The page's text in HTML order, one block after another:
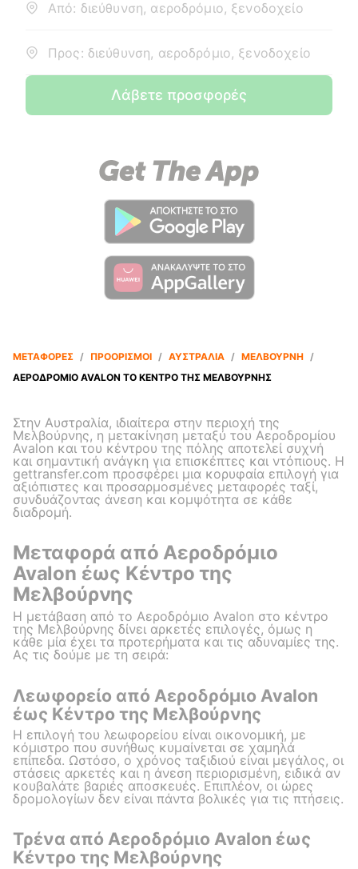
Από: διεύθυνση, αεροδρόμιο, ξενοδοχείο
Προς: διεύθυνση, αεροδρόμιο, ξενοδοχείο
Λάβετε προσφορές
ΜΕΤΑΦΟΡΈΣ / ΠΡΟΟΡΙΣΜΟΊ / ΑΥΣΤΡΑΛΊΑ / ΜΕΛΒΟΎΡΝΗ /
ΑΕΡΟΔΡΌΜΙΟ AVALON TO ΚΈΝΤΡΟ ΤΗΣ ΜΕΛΒΟΎΡΝΗΣ
Στην Αυστραλία, ιδιαίτερα στην περιοχή της
Μελβούρνης, η μετακίνηση μεταξύ του Αεροδρομίου
Avalon και του κέντρου της πόλης αποτελεί συχνή
και σημαντική ανάγκη για επισκέπτες και ντόπιους. Η
gettransfer.com προσφέρει μια κορυφαία επιλογή για
αξιόπιστες και προσαρμοσμένες μεταφορές ταξί,
συνδυάζοντας άνεση και κομψότητα σε κάθε
διαδρομή.
Μεταφορά από Αεροδρόμιο
Avalon έως Κέντρο της
Μελβούρνης
Η μετάβαση από το Αεροδρόμιο Avalon στο κέντρο
της Μελβούρνης δίνει αρκετές επιλογές, όμως η
κάθε μία έχει τα προτερήματα και τις αδυναμίες της.
Ας τις δούμε με τη σειρά:
Λεωφορείο από Αεροδρόμιο Avalon
έως Κέντρο της Μελβούρνης
Η επιλογή του λεωφορείου είναι οικονομική, με
κόμιστρο που συνήθως κυμαίνεται σε χαμηλά
επίπεδα. Ωστόσο, ο χρόνος ταξιδιού είναι μεγάλος, οι
στάσεις αρκετές και η άνεση περιορισμένη, ειδικά αν
κουβαλάτε βαριές αποσκευές. Επιπλέον, οι ώρες
δρομολογίων δεν είναι πάντα βολικές για τις πτήσεις.
Τρένα από Αεροδρόμιο Avalon έως
Κέντρο της Μελβούρνης